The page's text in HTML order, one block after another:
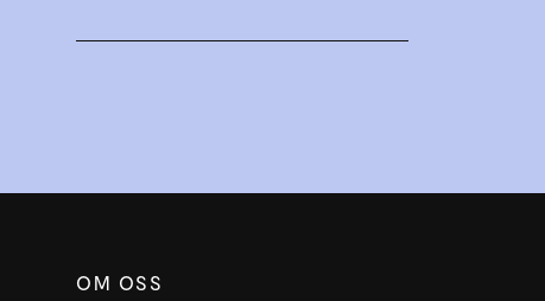
OM OSS